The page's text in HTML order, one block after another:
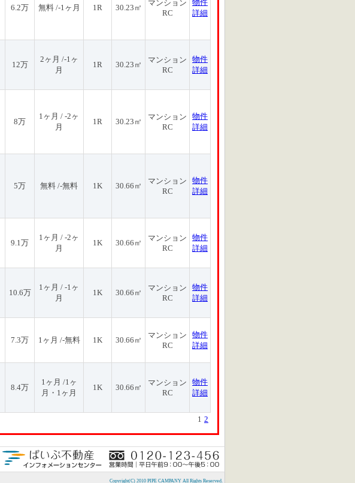
6.2万 無料 /-1ヶ月 1R 30.23㎡
マンション
RC
物件
詳細
12万
2ヶ月 /-1ヶ
月
1R 30.23㎡
マンション
RC
物件
詳細
8万
1ヶ月 / -2ヶ
月
1R 30.23㎡
マンション
RC
物件
詳細
5万 無料 /-無料 1K 30.66㎡
マンション
RC
物件
詳細
9.1万
1ヶ月 / -2ヶ
月
1K 30.66㎡
マンション
RC
物件
詳細
10.6万
1ヶ月 / -1ヶ
月
1K 30.66㎡
マンション
RC
物件
詳細
7.3万 1ヶ月 /-無料 1K 30.66㎡
マンション
RC
物件
詳細
8.4万
1ヶ月 /1ヶ
月・1ヶ月
1K 30.66㎡
マンション
RC
物件
詳細
1 2
Copyright(C) 2010 PIPE CAMPANY All Rights Reserved.